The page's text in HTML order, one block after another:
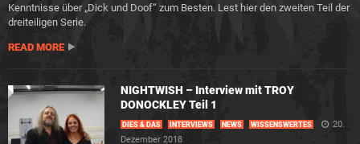
Kenntnisse über „Dick und Doof“ zum Besten. Lest hier den zweiten Teil der
dreiteiligen Serie.
READ MORE
NIGHTWISH – Interview mit TROY
DONOCKLEY Teil 1
DIES & DAS INTERVIEWS NEWS WISSENSWERTES
20.
Dezember 2018